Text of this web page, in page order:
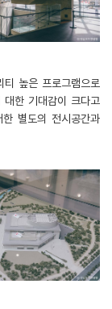
티 높은 프로그램으로
한 기대감이 크다고
별도의 전시공간과